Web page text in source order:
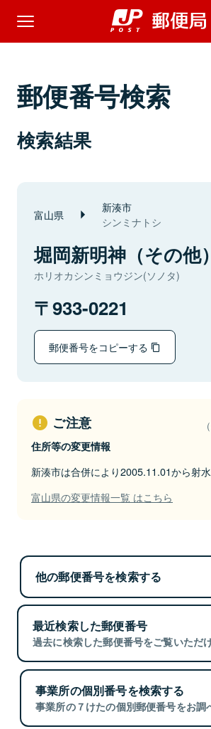
郵便番号検索
検索結果
富山県 新湊市
シンミナトシ
堀岡新明神（その他）
ホリオカシンミョウジン(ソノタ)
933-0221
郵便番号をコピーする
ご注意
住所等の変更情報
新湊市は合併により2005.11.01から射
富山県の変更情報一覧 はこちら
他の郵便番号を検索する
最近検索した郵便番号
過去に検索した郵便番号をご覧いただけ
事業所の個別番号を検索する
事業所の７けたの個別郵便番号をお調